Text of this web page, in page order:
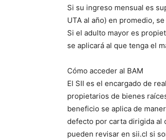
Si su ingreso mensual es
UTA al año) en promedio,
Si el adulto mayor es
se aplicará al que tenga el
Cómo acceder al BAM
El SII es el encargado de
propietarios de bienes
beneficio se aplica de
defecto por carta dirigida al
pueden revisar en sii.cl si